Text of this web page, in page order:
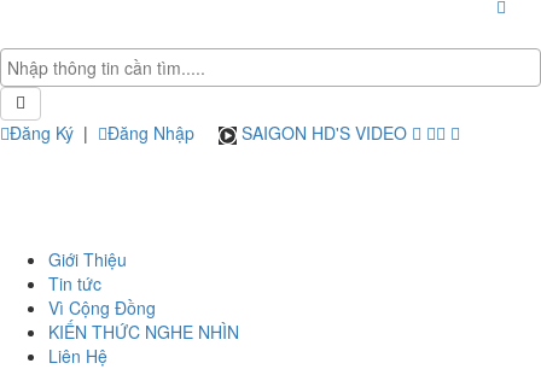
Đăng Ký | Đăng Nhập SAIGON HD'S VIDEO
Giới Thiệu
Tin tức
Vì Cộng Đồng
KIẾN THỨC NGHE NHÌN
Liên Hệ